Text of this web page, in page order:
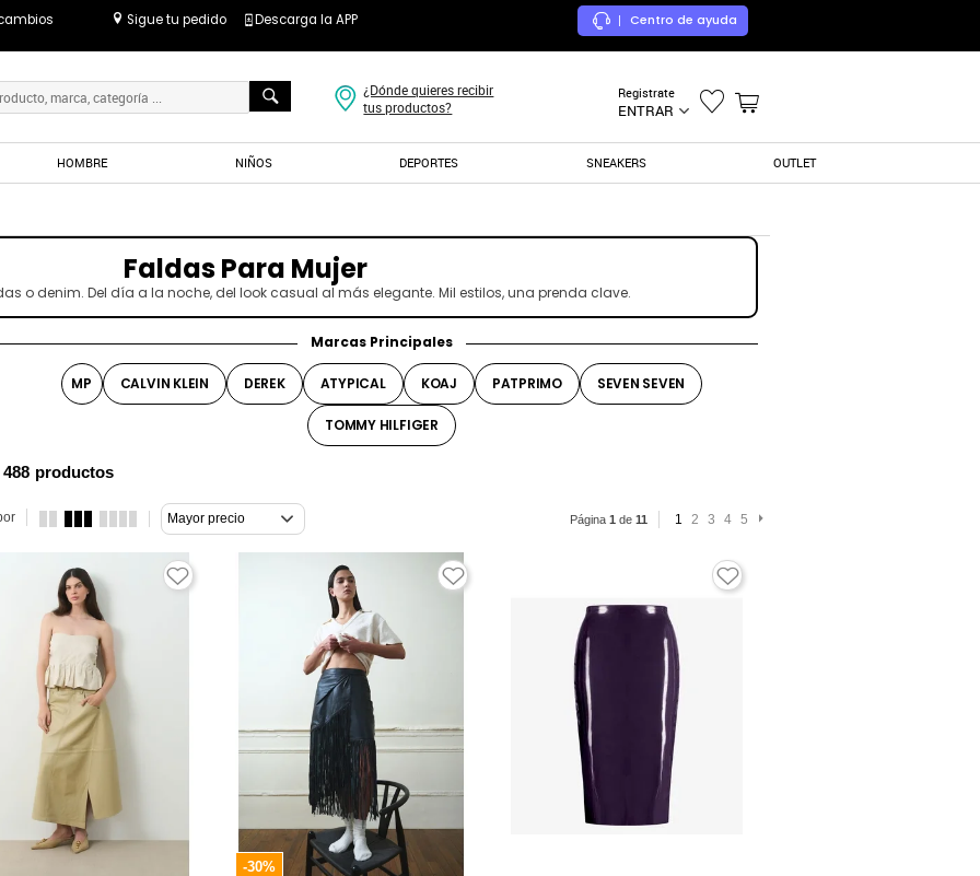
Sigue tu pedido Descarga la APP | Centro de ayuda
Registrate
ENTRAR
¿Dónde quieres recibir
tus productos?
HOMBRE NIÑOS DEPORTES SNEAKERS OUTLET
Faldas Para Mujer
o denim. Del día a la noche, del look casual al más elegante. Mil estilos, una prenda clave.
Marcas Principales
MP CALVIN KLEIN DEREK ATYPICAL KOAJ PATPRIMO SEVEN SEVEN
TOMMY HILFIGER
488 productos
Mayor precio Página 1 de 11 1 2 3 4 5
-30%